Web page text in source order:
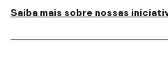
Saiba mais sobre nossas